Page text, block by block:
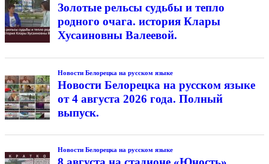
Золотые рельсы судьбы и тепло
родного очага. история Клары
Хусаиновны Валеевой.
Новости Белорецка на русском языке
Новости Белорецка на русском языке
от 4 августа 2026 года. Полный
выпуск.
Новости Белорецка на русском языке